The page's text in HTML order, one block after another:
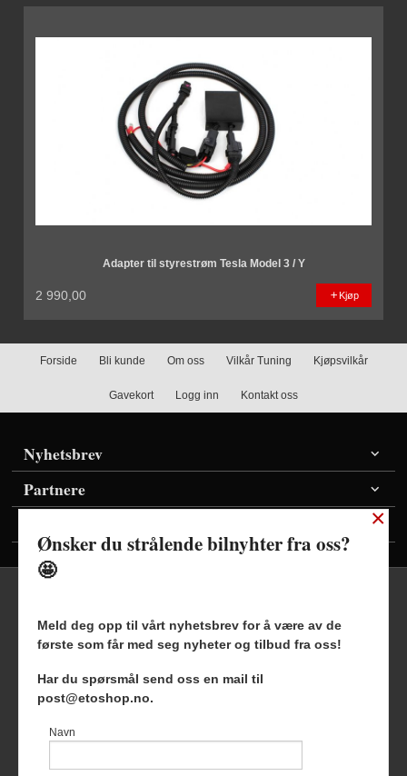
Adapter til styrestrøm Tesla Model 3 / Y
2 990,00 Kjøp
Forside Bli kunde Om oss Vilkår Tuning Kjøpsvilkår
Gavekort Logg inn Kontakt oss
Nyhetsbrev
Partnere
Frakt Kjøpsbetingelser Sikkerhet og personvern
Nyhetsbrev Blogg
Foretaksregisteret 927127954
×
Ønsker du strålende bilnyhter fra oss?
🤩
Meld deg opp til vårt nyhetsbrev for å være av de
første som får med seg nyheter og tilbud fra oss!
Har du spørsmål send oss en mail til
post@etoshop.no.
Navn